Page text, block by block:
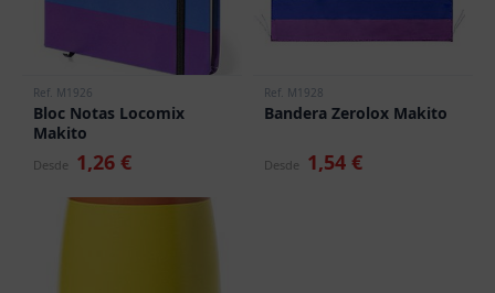
Ref. M1926
Bloc Notas Locomix
Makito
Desde 1,26 €
Ref. M1928
Bandera Zerolox Makito
Desde 1,54 €